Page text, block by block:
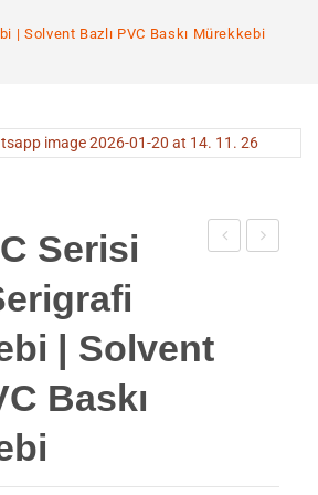
| Solvent Bazlı PVC Baskı Mürekkebi
Bazlı
Bazlı
Serisi
| Solvent
Baskı